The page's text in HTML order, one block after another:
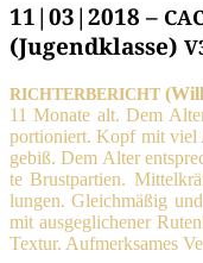
11|03|2018 –
(Jugendklasse)
RICHTERBERICHT
11 Mona­te alt. Dem
por­tio­niert. Kopf mit viel
ge­biß. Dem Alter
te Brust­par­tien.
lun­gen. Gleich­mä­ßig
mit aus­ge­gli­che­ner
Tex­tur. Auf­merk­sa­mes